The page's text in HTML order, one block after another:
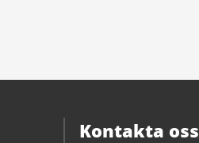
Kontakta oss